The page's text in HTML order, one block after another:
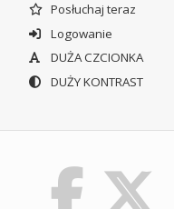
Posłuchaj teraz
Logowanie
DUŻA CZCIONKA
DUŻY KONTRAST